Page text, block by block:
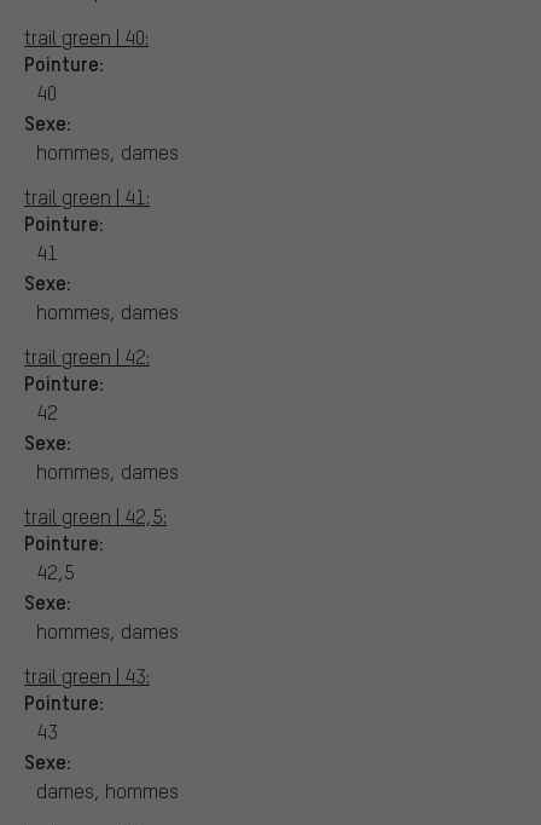
trail green | 40:
Pointure:
40
Sexe:
hommes, dames
trail green | 41:
Pointure:
41
Sexe:
hommes, dames
trail green | 42:
Pointure:
42
Sexe:
hommes, dames
trail green | 42,5:
Pointure:
42,5
Sexe:
hommes, dames
trail green | 43:
Pointure:
43
Sexe:
dames, hommes